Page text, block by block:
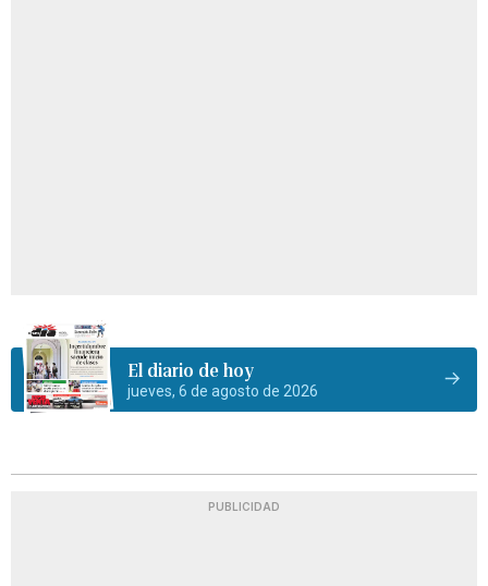
El diario de hoy
jueves, 6 de agosto de 2026
PUBLICIDAD